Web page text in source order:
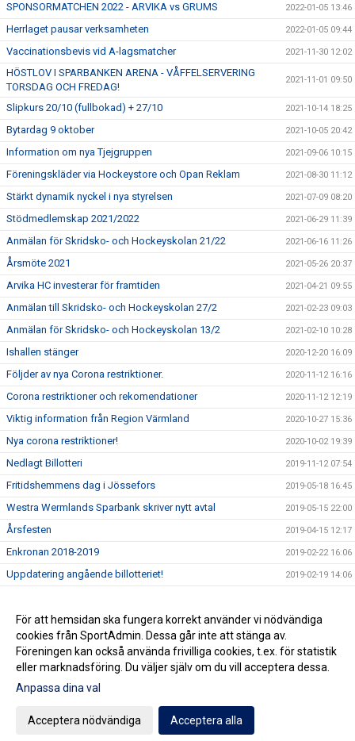
SPONSORMATCHEN 2022 - ARVIKA vs GRUMS 2022-01-05 13:46
Herrlaget pausar verksamheten 2022-01-05 09:44
Vaccinationsbevis vid A-lagsmatcher 2021-11-30 12:02
HÖSTLOV I SPARBANKEN ARENA - VÅFFELSERVERING
TORSDAG OCH FREDAG!
2021-11-01 09:50
Slipkurs 20/10 (fullbokad) + 27/10 2021-10-14 18:25
Bytardag 9 oktober 2021-10-05 20:42
Information om nya Tjejgruppen 2021-09-06 10:15
Föreningskläder via Hockeystore och Opan Reklam 2021-08-30 11:12
Stärkt dynamik nyckel i nya styrelsen 2021-07-09 08:20
Stödmedlemskap 2021/2022 2021-06-29 11:39
Anmälan för Skridsko- och Hockeyskolan 21/22 2021-06-16 11:26
Årsmöte 2021 2021-05-26 20:37
Arvika HC investerar för framtiden 2021-04-21 09:55
Anmälan till Skridsko- och Hockeyskolan 27/2 2021-02-23 09:03
Anmälan för Skridsko- och Hockeyskolan 13/2 2021-02-10 10:28
Ishallen stänger 2020-12-20 16:09
Följder av nya Corona restriktioner. 2020-11-12 16:16
Corona restriktioner och rekomendationer 2020-11-12 12:19
Viktig information från Region Värmland 2020-10-27 15:36
Nya corona restriktioner! 2020-10-02 19:39
Nedlagt Billotteri 2019-11-12 07:54
Fritidshemmens dag i Jössefors 2019-05-18 16:45
Westra Wermlands Sparbank skriver nytt avtal 2019-05-15 22:00
Årsfesten 2019-04-15 12:17
Enkronan 2018-2019 2019-02-22 16:06
Uppdatering angående billotteriet! 2019-02-19 14:06
STÖDMEDLEMSKAP 2018-10-09 10:53
Provdag för teamkläder 2018/2019 2018-09-03 08:21
Gå till Webbversion
För att hemsidan ska fungera korrekt använder vi nödvändiga
cookies från SportAdmin. Dessa går inte att stänga av.
Föreningen kan också använda frivilliga cookies, t.ex. för statistik
eller marknadsföring. Du väljer själv om du vill acceptera dessa.
Anpassa dina val
Acceptera nödvändiga Acceptera alla